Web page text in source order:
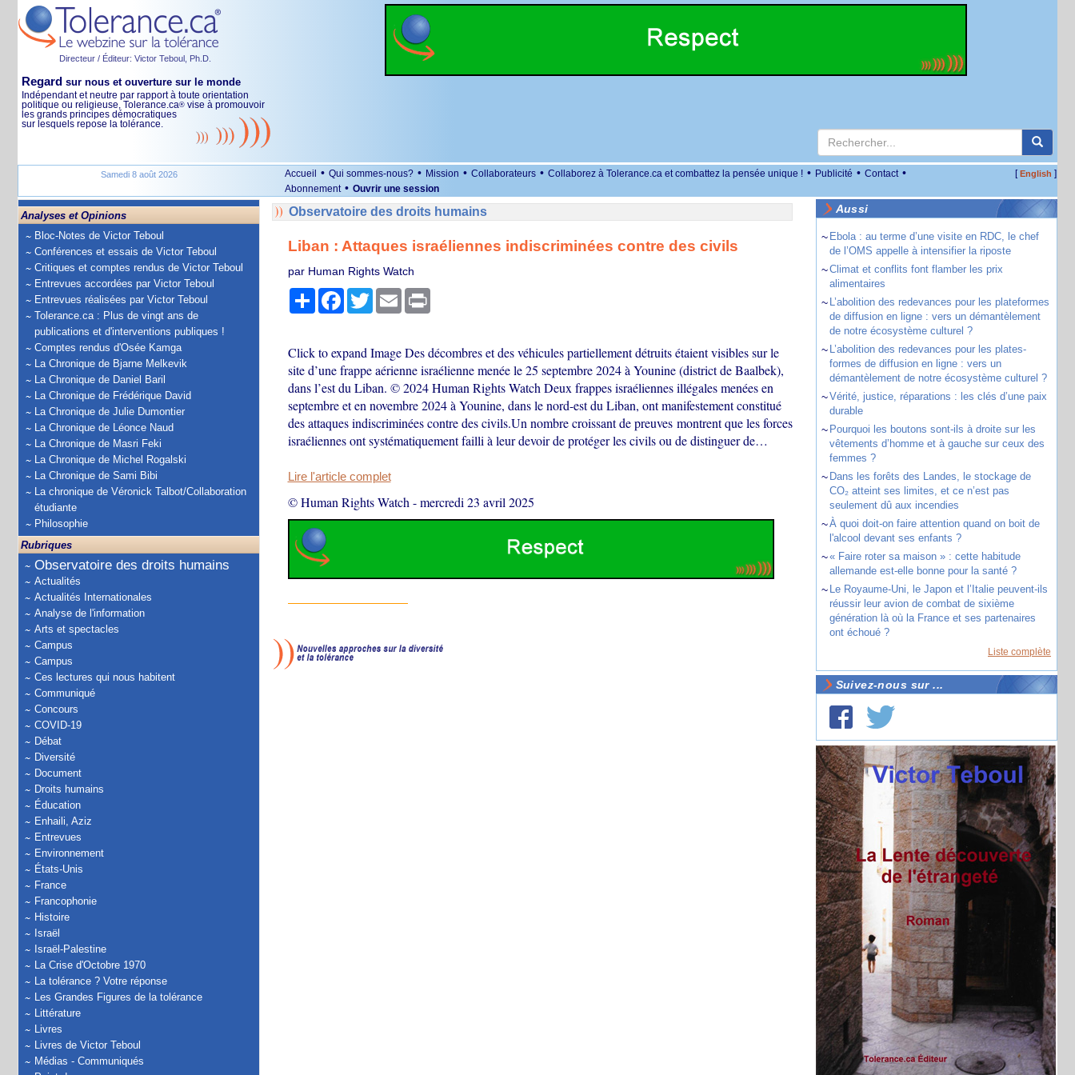
Directeur / Éditeur: Victor Teboul, Ph.D.
Regard sur nous et ouverture sur le monde
Indépendant et neutre par rapport à toute orientation
politique ou religieuse, Tolerance.ca® vise à promouvoir
les grands principes démocratiques
sur lesquels repose la tolérance.
Samedi 8 août 2026 Accueil • Qui sommes-nous? • Mission • Collaborateurs • Collaborez à Tolerance.ca et combattez la pensée unique ! • Publicité • Contact •
Abonnement • Ouvrir une session
[English ]
Analyses et Opinions
Bloc-Notes de Victor Teboul
Conférences et essais de Victor Teboul
Critiques et comptes rendus de Victor Teboul
Entrevues accordées par Victor Teboul
Entrevues réalisées par Victor Teboul
Tolerance.ca : Plus de vingt ans de
publications et d'interventions publiques !
Comptes rendus d'Osée Kamga
La Chronique de Bjarne Melkevik
La Chronique de Daniel Baril
La Chronique de Frédérique David
La Chronique de Julie Dumontier
La Chronique de Léonce Naud
La Chronique de Masri Feki
La Chronique de Michel Rogalski
La Chronique de Sami Bibi
La chronique de Véronick Talbot/Collaboration
étudiante
Philosophie
Rubriques
Observatoire des droits humains
Actualités
Actualités Internationales
Analyse de l'information
Arts et spectacles
Campus
Campus
Ces lectures qui nous habitent
Communiqué
Concours
COVID-19
Débat
Diversité
Document
Droits humains
Éducation
Enhaili, Aziz
Entrevues
Environnement
États-Unis
France
Francophonie
Histoire
Israël
Israël-Palestine
La Crise d'Octobre 1970
La tolérance ? Votre réponse
Les Grandes Figures de la tolérance
Littérature
Livres
Livres de Victor Teboul
Médias - Communiqués
Observatoire des droits humains
Liban : Attaques israéliennes indiscriminées contre des civils
par Human Rights Watch
PartagerFacebook
TwitterEmail Print
Click to expand Image Des décombres et des véhicules partiellement détruits étaient visibles sur le
site d’une frappe aérienne israélienne menée le 25 septembre 2024 à Younine (district de Baalbek),
dans l’est du Liban. © 2024 Human Rights Watch Deux frappes israéliennes illégales menées en
septembre et en novembre 2024 à Younine, dans le nord-est du Liban, ont manifestement constitué
des attaques indiscriminées contre des civils.Un nombre croissant de preuves montrent que les forces
israéliennes ont systématiquement failli à leur devoir de protéger les civils ou de distinguer de…
Lire l'article complet
© Human Rights Watch -mercredi 23 avril 2025
Aussi
~ Ebola : au terme d’une visite en RDC, le chef
de l’OMS appelle à intensifier la riposte
~Climat et conflits font flamber les prix
alimentaires
~ L’abolition des redevances pour les plateformes
de diffusion en ligne : vers un démantèlement
de notre écosystème culturel ?
~ L’abolition des redevances pour les plates-
formes de diffusion en ligne : vers un
démantèlement de notre écosystème culturel ?
~Vérité, justice, réparations : les clés d’une paix
durable
~ Pourquoi les boutons sont-ils à droite sur les
vêtements d’homme et à gauche sur ceux des
femmes ?
~ Dans les forêts des Landes, le stockage de
CO₂ atteint ses limites, et ce n’est pas
seulement dû aux incendies
~À quoi doit-on faire attention quand on boit de
l'alcool devant ses enfants ?
~« Faire roter sa maison » : cette habitude
allemande est-elle bonne pour la santé ?
~ Le Royaume-Uni, le Japon et l’Italie peuvent-ils
réussir leur avion de combat de sixième
génération là où la France et ses partenaires
ont échoué ?
Liste complète
Suivez-nous sur ...